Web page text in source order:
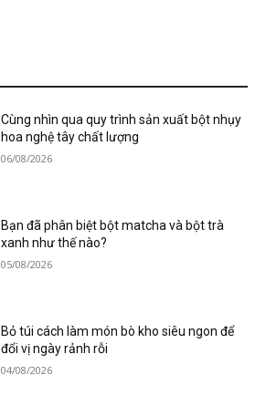
Cùng nhìn qua quy trình sản xuất bột nhụy
hoa nghệ tây chất lượng
06/08/2026
Bạn đã phân biệt bột matcha và bột trà
xanh như thế nào?
05/08/2026
Bỏ túi cách làm món bò kho siêu ngon để
đổi vị ngày rảnh rỗi
04/08/2026